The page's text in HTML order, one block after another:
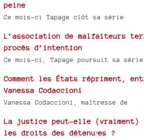
peine
Ce mois-ci Tapage clôt sa série
L’association de malfaiteurs
procès d’intention
Ce mois-ci, Tapage poursuit sa série
Comment les États répriment,
Vanessa Codaccioni
Vanessa Codaccioni, maîtresse de
La justice peut-elle (vraiment)
les droits des détenu⋅es ?